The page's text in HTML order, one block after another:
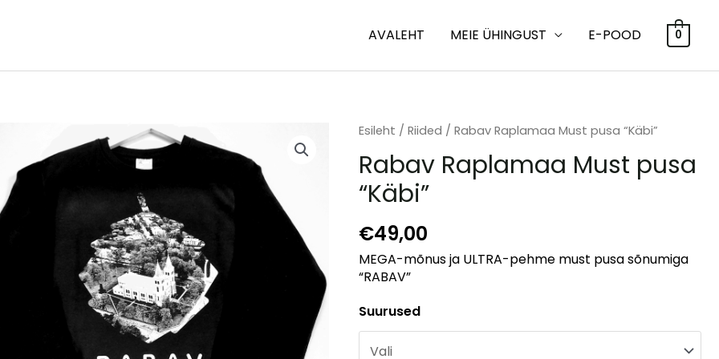
AVALEHT MEIE ÜHINGUST E-POOD 0
Esileht /Riided / Rabav Raplamaa Must pusa “Käbi”
Rabav Raplamaa Must pusa
“Käbi”
€49,00
MEGA-mõnus ja ULTRA-pehme must pusa sõnumiga
“RABAV”
Suurused